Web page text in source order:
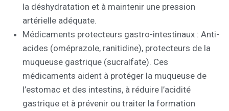
la déshydratation et à maintenir une pression
artérielle adéquate.
Médicaments protecteurs gastro-intestinaux : Anti-
acides (oméprazole, ranitidine), protecteurs de la
muqueuse gastrique (sucralfate). Ces
médicaments aident à protéger la muqueuse de
l’estomac et des intestins, à réduire l’acidité
gastrique et à prévenir ou traiter la formation